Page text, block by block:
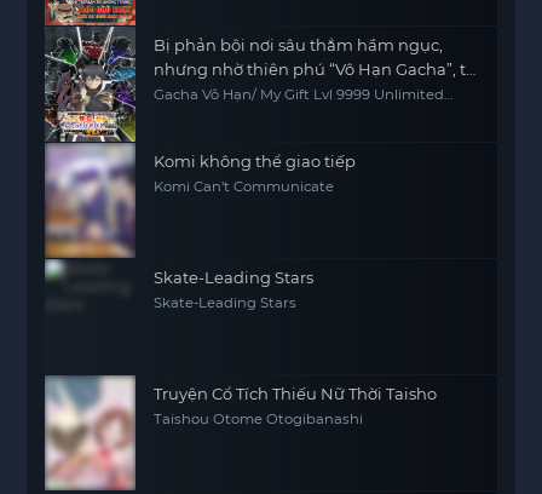
Bị phản bội nơi sâu thẳm hầm ngục,
nhưng nhờ thiên phú “Vô Hạn Gacha”, tôi
chiêu mộ các đồng đội cấp 9999 để trả
Gacha Vô Hạn/ My Gift Lvl 9999 Unlimited
Komi không thể giao tiếp
Komi Can't Communicate
Skate-Leading Stars
Skate-Leading Stars
Truyện Cổ Tích Thiếu Nữ Thời Taisho
Taishou Otome Otogibanashi